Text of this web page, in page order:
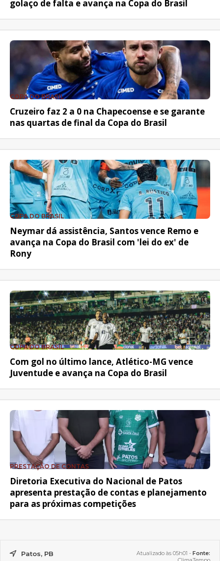
golaço de falta e avança na Copa do Brasil
COPA DO BRASIL
Cruzeiro faz 2 a 0 na Chapecoense e se garante
nas quartas de final da Copa do Brasil
COPA DO BRASIL
Neymar dá assistência, Santos vence Remo e
avança na Copa do Brasil com 'lei do ex' de
Rony
COPA DO BRASIL
Com gol no último lance, Atlético-MG vence
Juventude e avança na Copa do Brasil
PRESTAÇÃO DE CONTAS
Diretoria Executiva do Nacional de Patos
apresenta prestação de contas e planejamento
para as próximas competições
Patos, PB Atualizado às 05h01 - Fonte: